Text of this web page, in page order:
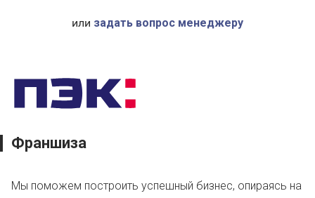
или задать вопрос менеджеру
Франшиза
Мы поможем построить успешный бизнес, опираясь на